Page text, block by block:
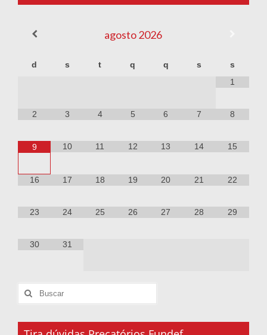
agosto2026
d s t q q s
s
1
2 3 4 5 6 7 8
9 10 11 12 13 14 15
16 17 18 19 20 21 22
23 24 25 26 27 28 29
30 31